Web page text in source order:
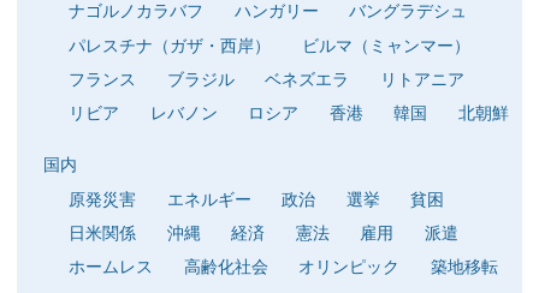
ナゴルノカラバフ
ハンガリー
バングラデシュ
パレスチナ（ガザ・西岸）
ビルマ（ミャンマー）
フランス
ブラジル ベネズエラ
リトアニア
リビア
レバノン ロシア 香港 韓国 北朝鮮
国内
原発災害
エネルギー 政治 選挙
貧困
日米関係
沖縄 経済 憲法 雇用
派遣
ホームレス
高齢化社会 オリンピック 築地移転